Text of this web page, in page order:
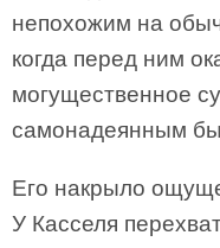
непохожим на
когда перед ним
могущественное
самонадеянным
Его накрыло
У Касселя